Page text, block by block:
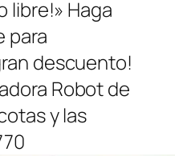
libre!» Haga
para
descuento!
Robot de
y las